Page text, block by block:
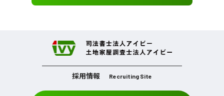
採用情報 Recruiting Site